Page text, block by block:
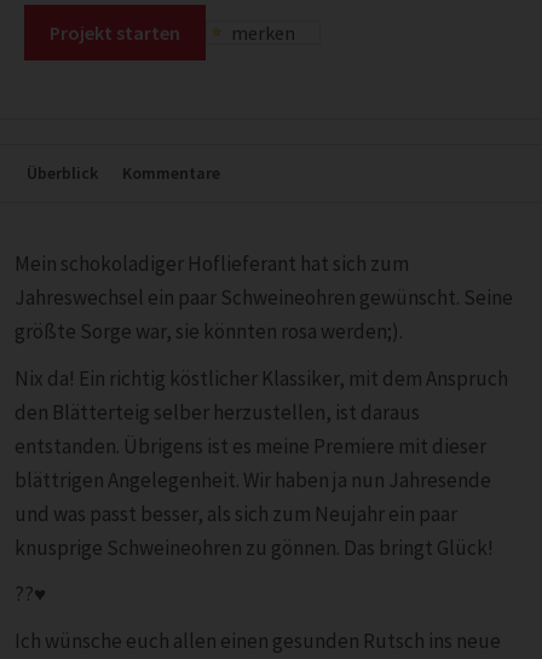
Projekt starten merken
Überblick Kommentare
Mein schokoladiger Hoflieferant hat sich zum
Jahreswechsel ein paar Schweineohren gewünscht. Seine
größte Sorge war, sie könnten rosa werden;).
Nix da! Ein richtig köstlicher Klassiker, mit dem Anspruch
den Blätterteig selber herzustellen, ist daraus
entstanden. Übrigens ist es meine Premiere mit dieser
blättrigen Angelegenheit. Wir haben ja nun Jahresende
und was passt besser, als sich zum Neujahr ein paar
knusprige Schweineohren zu gönnen. Das bringt Glück!
??♥️
Ich wünsche euch allen einen gesunden Rutsch ins neue